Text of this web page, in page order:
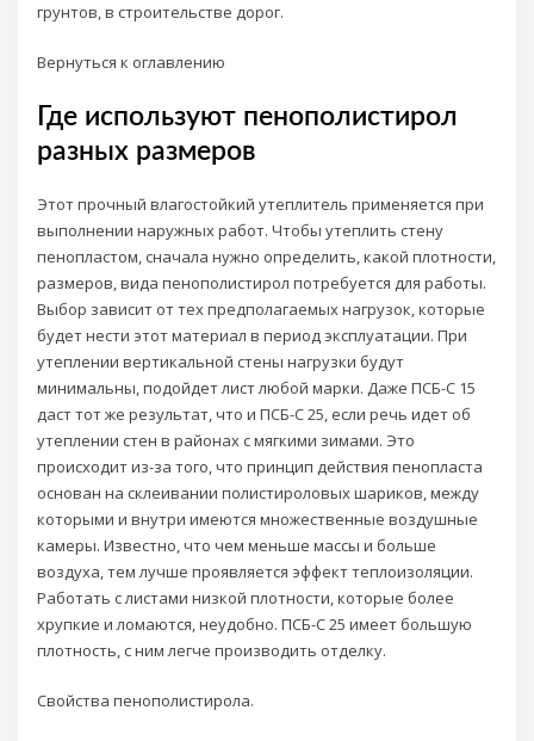
грунтов, в строительстве дорог.
Вернуться к оглавлению
Где используют пенополистирол
разных размеров
Этот прочный влагостойкий утеплитель применяется при
выполнении наружных работ. Чтобы утеплить стену
пенопластом, сначала нужно определить, какой плотности,
размеров, вида пенополистирол потребуется для работы.
Выбор зависит от тех предполагаемых нагрузок, которые
будет нести этот материал в период эксплуатации. При
утеплении вертикальной стены нагрузки будут
минимальны, подойдет лист любой марки. Даже ПСБ-С 15
даст тот же результат, что и ПСБ-С 25, если речь идет об
утеплении стен в районах с мягкими зимами. Это
происходит из-за того, что принцип действия пенопласта
основан на склеивании полистироловых шариков, между
которыми и внутри имеются множественные воздушные
камеры. Известно, что чем меньше массы и больше
воздуха, тем лучше проявляется эффект теплоизоляции.
Работать с листами низкой плотности, которые более
хрупкие и ломаются, неудобно. ПСБ-С 25 имеет большую
плотность, с ним легче производить отделку.
Свойства пенополистирола.